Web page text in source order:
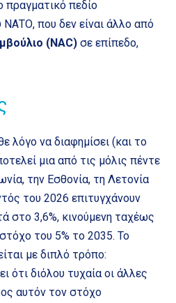
πραγματικό πεδίο
που δεν είναι άλλο από
(NAC) σε επίπεδο,
λόγο να διαφημίσει (και το
μια από τις μόλις πέντε
την Εσθονία, τη Λετονία
του 2026 επιτυγχάνουν
στο 3,6%, κινούμενη ταχέως
του 5% το 2035. Το
με διπλό τρόπο:
ότι διόλου τυχαία οι άλλες
αυτόν τον στόχο